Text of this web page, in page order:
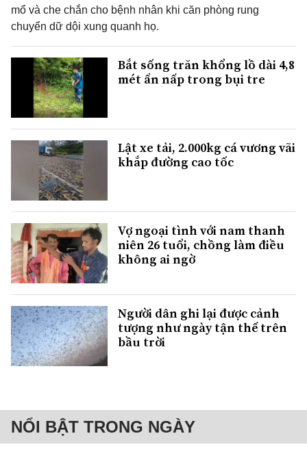
mổ và che chắn cho bệnh nhân khi căn phòng rung
chuyển dữ dội xung quanh họ.
Bắt sống trăn khổng lồ dài 4,8
mét ẩn nấp trong bụi tre
Lật xe tải, 2.000kg cá vương vãi
khắp đường cao tốc
Vợ ngoại tình với nam thanh
niên 26 tuổi, chồng làm điều
không ai ngờ
Người dân ghi lại được cảnh
tượng như ngày tận thế trên
bầu trời
NỔI BẬT TRONG NGÀY